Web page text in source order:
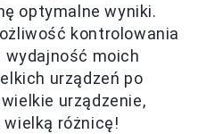
optymalne wyniki.
kontrolowania
wydajność moich
urządzeń po
urządzenie,
różnicę!